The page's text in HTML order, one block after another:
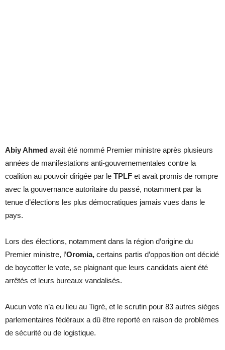
Abiy Ahmed avait été nommé Premier ministre après plusieurs
années de manifestations anti-gouvernementales contre la
coalition au pouvoir dirigée par le TPLF et avait promis de rompre
avec la gouvernance autoritaire du passé, notamment par la
tenue d’élections les plus démocratiques jamais vues dans le
pays.
Lors des élections, notamment dans la région d’origine du
Premier ministre, l’Oromia, certains partis d’opposition ont décidé
de boycotter le vote, se plaignant que leurs candidats aient été
arrêtés et leurs bureaux vandalisés.
Aucun vote n’a eu lieu au Tigré, et le scrutin pour 83 autres sièges
parlementaires fédéraux a dû être reporté en raison de problèmes
de sécurité ou de logistique.